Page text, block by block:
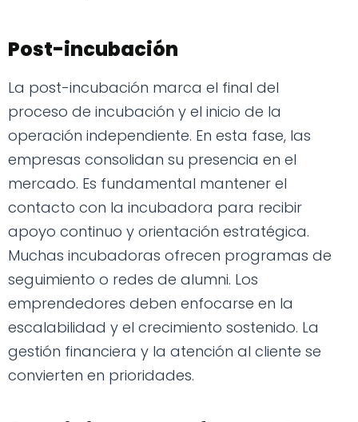
Post-incubación
La post-incubación marca el final del
proceso de incubación y el inicio de la
operación independiente. En esta fase, las
empresas consolidan su presencia en el
mercado. Es fundamental mantener el
contacto con la incubadora para recibir
apoyo continuo y orientación estratégica.
Muchas incubadoras ofrecen programas de
seguimiento o redes de alumni. Los
emprendedores deben enfocarse en la
escalabilidad y el crecimiento sostenido. La
gestión financiera y la atención al cliente se
convierten en prioridades.